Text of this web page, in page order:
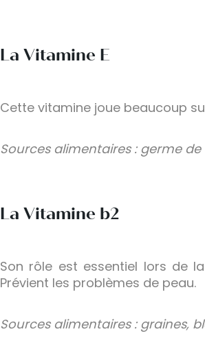
La Vitamine E
Cette vitamine joue beaucoup
Sources alimentaires : germe
La Vitamine b2
Son rôle est essentiel lors de
Prévient les problèmes de peau.
Sources alimentaires : graines,